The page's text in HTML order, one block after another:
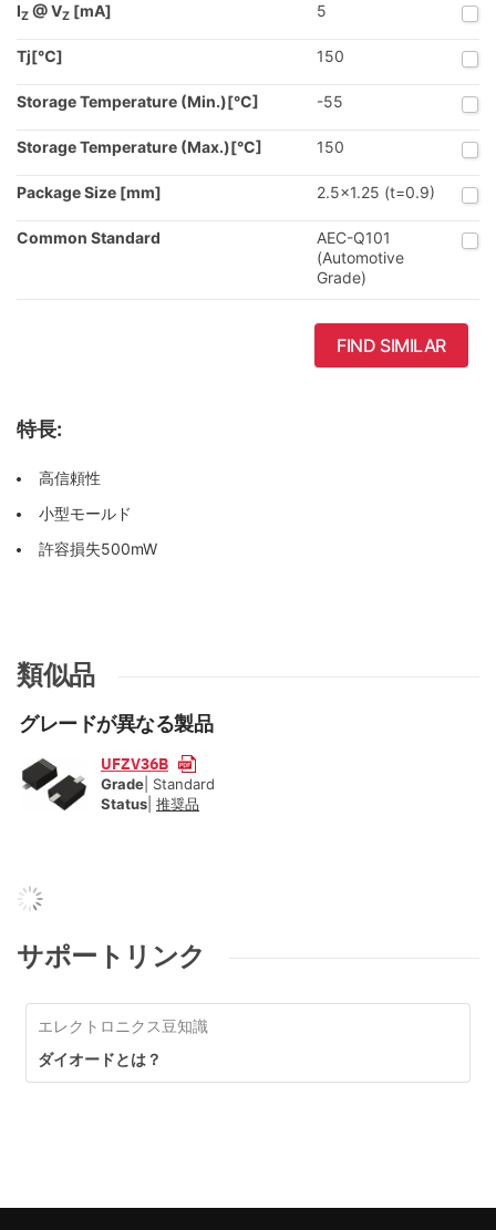
IZ @ VZ [mA] 5
Tj[℃] 150
Storage Temperature (Min.)[°C] -55
Storage Temperature (Max.)[°C] 150
Package Size [mm] 2.5x1.25 (t=0.9)
Common Standard
AEC-Q101
(Automotive
Grade)
FIND SIMILAR
特長:
高信頼性
小型モールド
許容損失500mW
類似品
グレードが異なる製品
UFZV36B
Grade | Standard
Status 推奨品
サポートリンク
エレクトロニクス豆知識
ダイオードとは？